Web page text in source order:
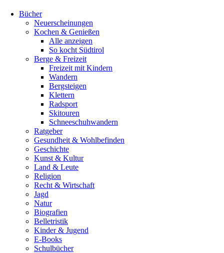
Bücher
Neuerscheinungen
Kochen & Genießen
Alle anzeigen
So kocht Südtirol
Berge & Freizeit
Freizeit mit Kindern
Wandern
Bergsteigen
Klettern
Radsport
Skitouren
Schneeschuhwandern
Ratgeber
Gesundheit & Wohlbefinden
Geschichte
Kunst & Kultur
Land & Leute
Religion
Recht & Wirtschaft
Jagd
Natur
Biografien
Belletristik
Kinder & Jugend
E-Books
Schulbücher